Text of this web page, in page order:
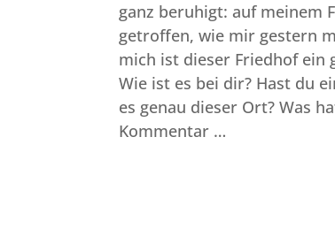
ganz beruhigt: auf meinem
getroffen, wie mir gestern
mich ist dieser Friedhof ein
Wie ist es bei dir? Hast du
es genau dieser Ort? Was
Kommentar …